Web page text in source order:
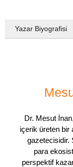
Yazar Biyografisi
Dr. Mesut
içerik üreten bir
gazetecisidir.
para
perspektif